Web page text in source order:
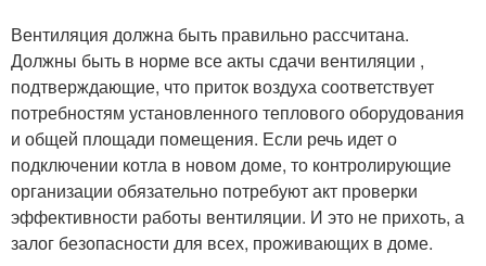
Вентиляция должна быть правильно рассчитана.
Должны быть в норме все акты сдачи вентиляции ,
подтверждающие, что приток воздуха соответствует
потребностям установленного теплового оборудования
и общей площади помещения. Если речь идет о
подключении котла в новом доме, то контролирующие
организации обязательно потребуют акт проверки
эффективности работы вентиляции. И это не прихоть, а
залог безопасности для всех, проживающих в доме.